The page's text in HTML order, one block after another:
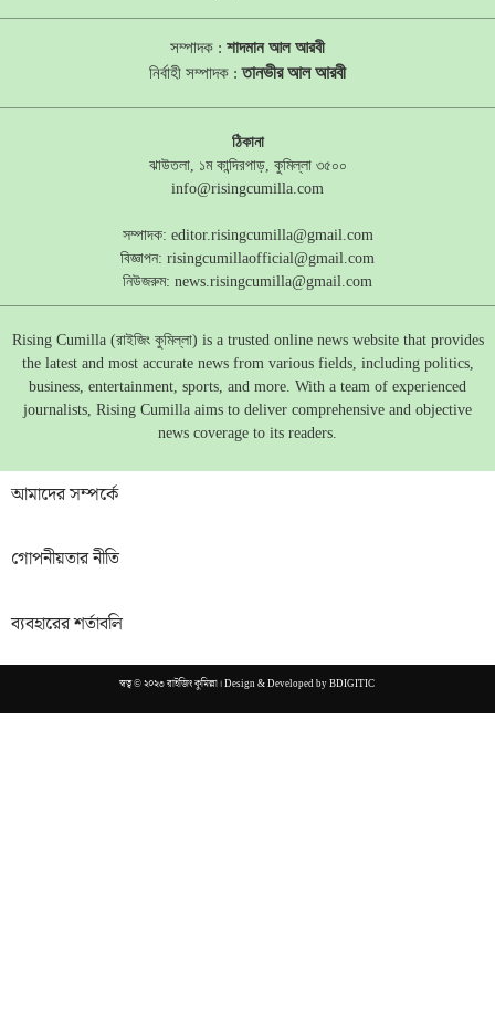
সম্পাদক : শাদমান আল আরবী
নির্বাহী সম্পাদক :তানভীর আল আরবী
ঠিকানা
ঝাউতলা, ১ম কান্দিরপাড়, কুমিল্লা ৩৫০০
info@risingcumilla.com
সম্পাদক: editor.risingcumilla@gmail.com
বিজ্ঞাপন: risingcumillaofficial@gmail.com
নিউজরুম: news.risingcumilla@gmail.com
Rising Cumilla (রাইজিং কুমিল্লা) is a trusted online news website that provides
the latest and most accurate news from various fields, including politics,
business, entertainment, sports, and more. With a team of experienced
journalists, Rising Cumilla aims to deliver comprehensive and objective
news coverage to its readers.
আমাদের সম্পর্কে
গোপনীয়তার নীতি
ব্যবহারের শর্তাবলি
স্বত্ব © ২০২৩ রাইজিং কুমিল্লা। Design & Developed byBDIGITIC